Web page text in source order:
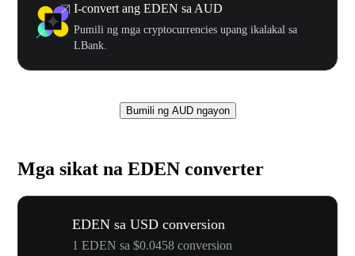
I-convert ang EDEN sa AUD
Pumili ng mga cryptocurrencies upang ikalakal sa
LBank.
Bumili ng AUD ngayon
Mga sikat na EDEN converter
EDEN sa USD conversion
1 EDEN sa $0.0458 conversion